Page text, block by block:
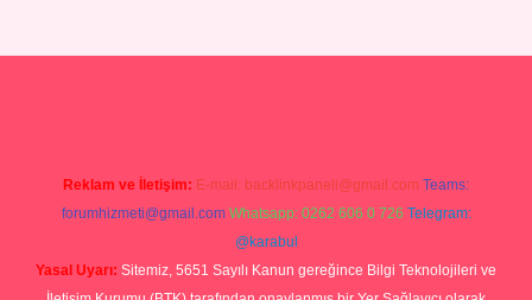
Reklam ve İletişim: E-mail: backlinkpaneli@gmail.com Teams:
forumhizmeti@gmail.com Whatsapp: 0262 606 0 726 Telegram:
@karabul
Yasal Uyarı: Sitemiz, 5651 Sayılı Kanun gereğince Bilgi Teknolojileri ve